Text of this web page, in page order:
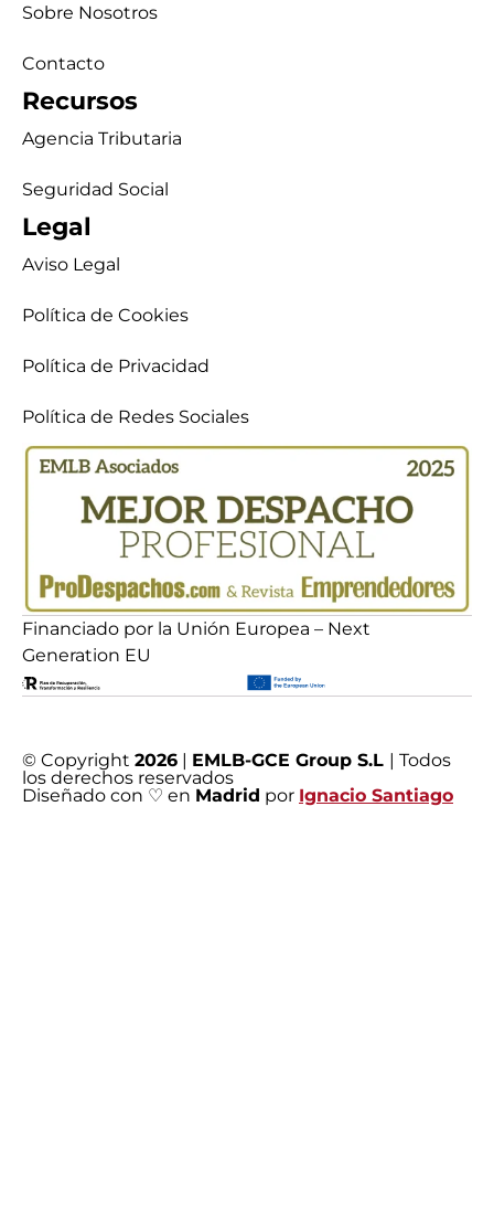
Sobre Nosotros
Contacto
Recursos
Agencia Tributaria
Seguridad Social
Legal
Aviso Legal
Política de Cookies
Política de Privacidad
Política de Redes Sociales
Financiado por la Unión Europea – Next
Generation EU
© Copyright 2026 | EMLB-GCE Group S.L | Todos
los derechos reservados
Diseñado con ♡ en Madrid por Ignacio Santiago